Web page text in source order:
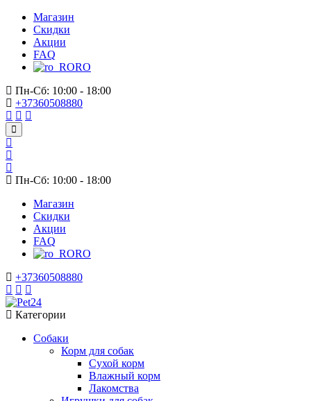
Магазин
Скидки
Акции
FAQ
RO
Пн-Сб: 10:00 - 18:00
+37360508880
Пн-Сб: 10:00 - 18:00
Магазин
Скидки
Акции
FAQ
RO
+37360508880
Категории
Собаки
Корм для собак
Сухой корм
Влажный корм
Лакомства